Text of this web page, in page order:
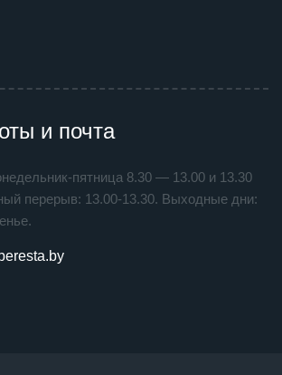
и почта
пятница 8.30 — 13.00 и 13.30
перерыв: 13.00-13.30. Выходные дни: